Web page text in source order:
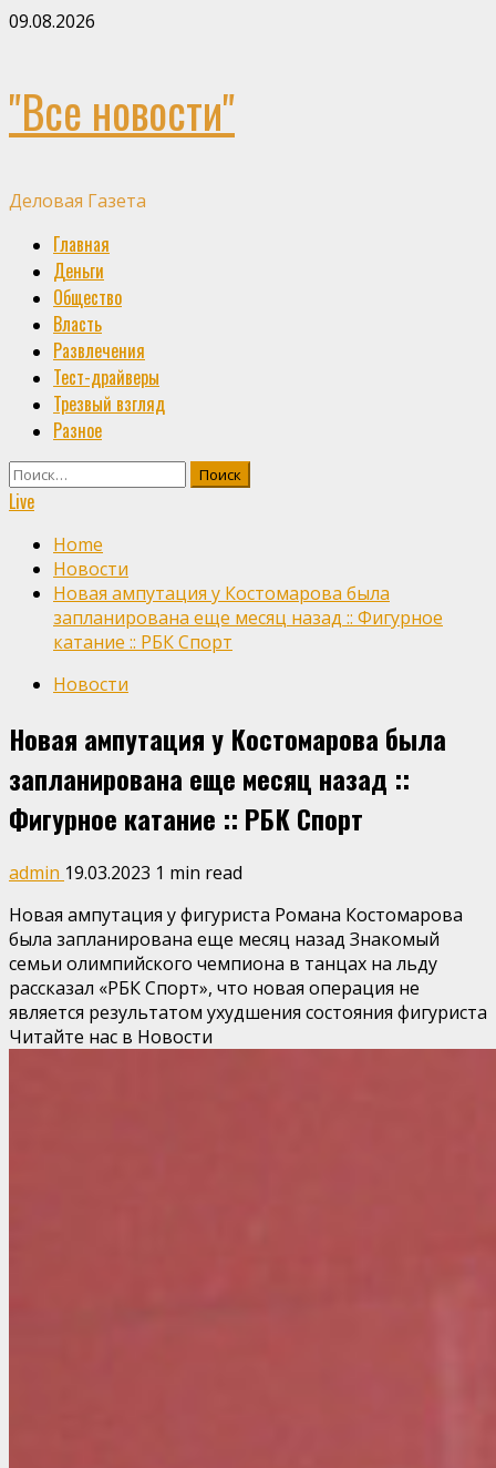
Skip
09.08.2026
"Все новости"
Деловая Газета
Primary
Menu
Главная
Деньги
Общество
Власть
Развлечения
Тест-драйверы
Трезвый взгляд
Разное
Найти:
Live
Home
Новости
Новая ампутация у Костомарова была
запланирована еще месяц назад :: Фигурное
катание :: РБК Спорт
Новости
Новая ампутация у Костомарова была
запланирована еще месяц назад ::
Фигурное катание :: РБК Спорт
admin 19.03.2023 1 min read
Новая ампутация у фигуриста Романа Костомарова
была запланирована еще месяц назад Знакомый
семьи олимпийского чемпиона в танцах на льду
рассказал «РБК Спорт», что новая операция не
является результатом ухудшения состояния фигуриста
Читайте нас в Новости